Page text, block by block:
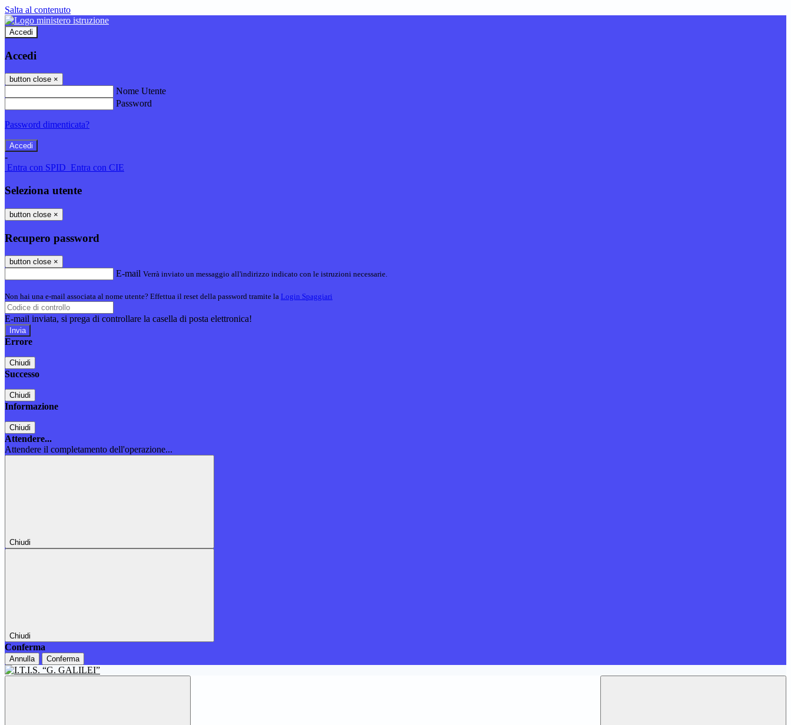
Salta al contenuto
Accedi
Accedi
button close ×
Nome Utente
Password
Password dimenticata?
-
Entra con SPID Entra con CIE
Seleziona utente
button close ×
Recupero password
button close ×
E-mail Verrà inviato un messaggio all'indirizzo indicato con le istruzioni necessarie.
Non hai una e-mail associata al nome utente? Effettua il reset della password tramite la Login Spaggiari
E-mail inviata, si prega di controllare la casella di posta elettronica!
Errore
Chiudi
Successo
Chiudi
Informazione
Chiudi
Attendere...
Attendere il completamento dell'operazione...
Chiudi
Chiudi
Conferma
Annulla Conferma